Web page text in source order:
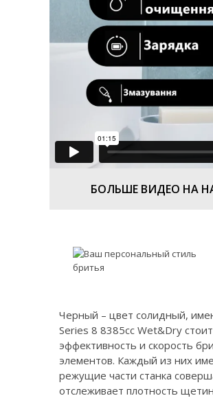
БОЛЬШЕ ВИДЕО НА
Черный – цвет солидный,
Series 8 8385cc Wet&Dry
эффективность и скорость
элементов. Каждый из них
режущие части станка
отслеживает плотность